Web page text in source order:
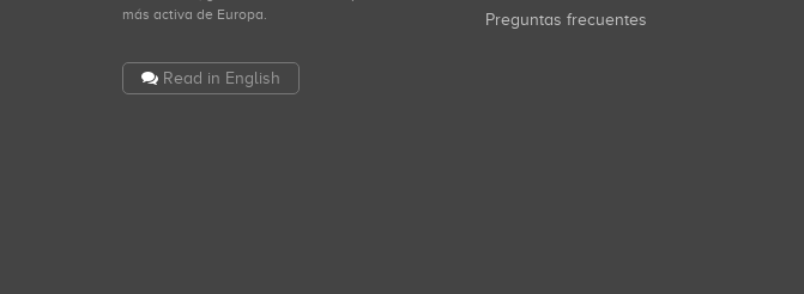
más activa de Europa.
Read in English
Preguntas frecuentes